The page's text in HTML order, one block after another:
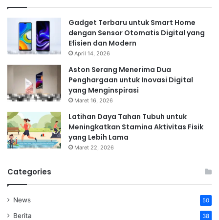
Gadget Terbaru untuk Smart Home
dengan Sensor Otomatis Digital yang
Efisien dan Modern
April 14, 2026
Aston Serang Menerima Dua
Penghargaan untuk Inovasi Digital
yang Menginspirasi
Maret 16, 2026
Latihan Daya Tahan Tubuh untuk
Meningkatkan Stamina Aktivitas Fisik
yang Lebih Lama
Maret 22, 2026
Categories
News 50
Berita 38